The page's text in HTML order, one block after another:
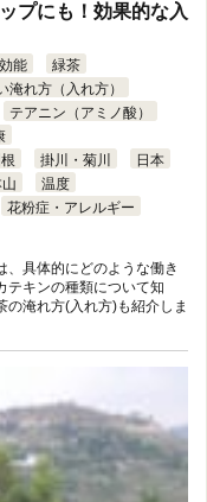
プにも！効果的な入
能
緑茶
淹れ方（入れ方）
テアニン（アミノ酸）
掛川・菊川
日本
温度
花粉症・アレルギー
、具体的にどのような働き
テキンの種類について知
の淹れ方(入れ方)も紹介しま